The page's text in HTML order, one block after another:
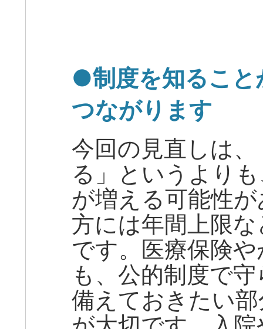
●制度を知ること
つながります
今回の見直しは
る」というより
が増える可能性
方には年間上限
です。医療保険
も、公的制度で
備えておきたい